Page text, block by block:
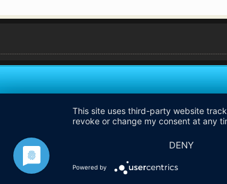
This site uses third-party website
revoke or change my consent at any
DENY
Powered by